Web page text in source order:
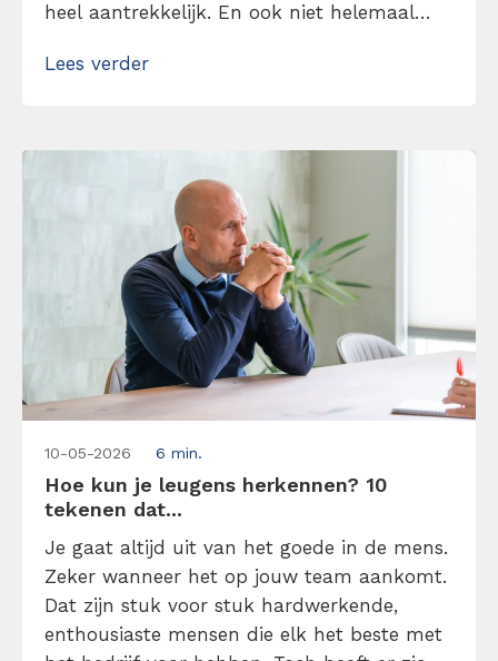
heel aantrekkelijk. En ook niet helemaal
leiderschap niet om macht, maar om
zonder […]
Lees verder
10-05-2026 6 min.
Hoe kun je leugens herkennen? 10
tekenen dat...
Je gaat altijd uit van het goede in de mens.
Zeker wanneer het op jouw team aankomt.
Dat zijn stuk voor stuk hardwerkende,
enthousiaste mensen die elk het beste met